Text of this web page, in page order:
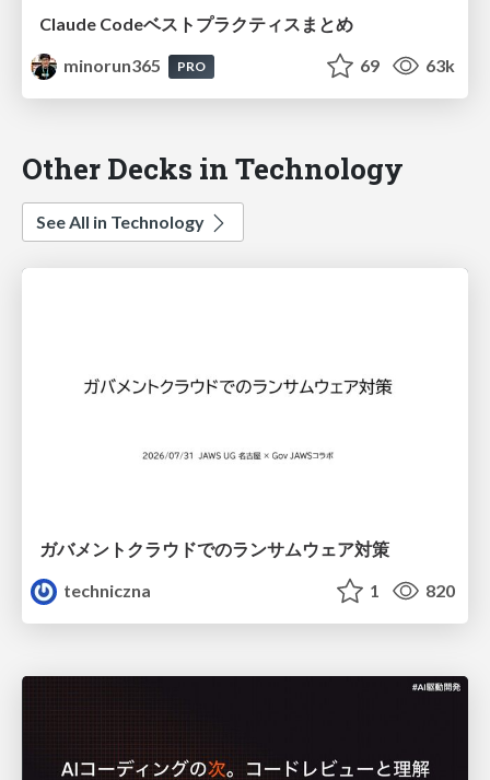
Claude Codeベストプラクティスまとめ
minorun365
PRO 69 63k
Other Decks in Technology
See All in Technology
ガバメントクラウドでのランサムウェア対策
techniczna
1 820